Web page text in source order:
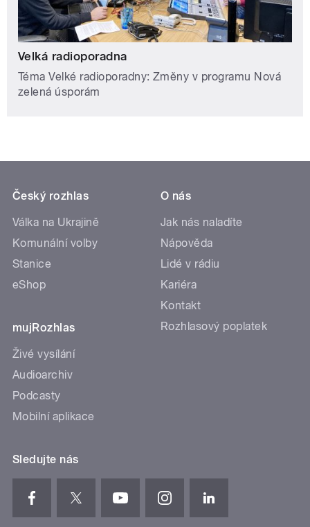
Velká radioporadna
Téma Velké radioporadny: Změny v programu Nová
zelená úsporám
Český rozhlas
Válka na Ukrajině
Komunální volby
Stanice
eShop
mujRozhlas
Živé vysílání
Audioarchiv
Podcasty
Mobilní aplikace
O nás
Jak nás naladíte
Nápověda
Lidé v rádiu
Kariéra
Kontakt
Rozhlasový poplatek
Sledujte nás